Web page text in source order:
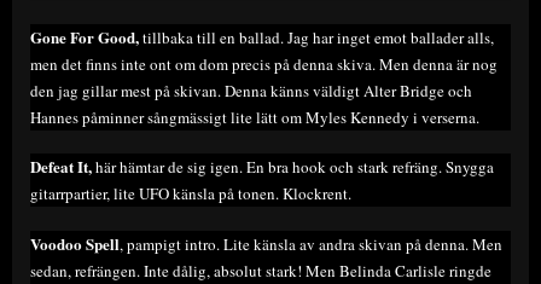
Gone For Good,tillbaka till en ballad. Jag har inget emot ballader alls,
men det finns inte ont om dom precis på denna skiva. Men denna är nog
den jag gillar mest på skivan. Denna känns väldigt Alter Bridge och
Hannes påminner sångmässigt lite lätt om Myles Kennedy i verserna.
Defeat It,här hämtar de sig igen. En bra hook och stark refräng. Snygga
gitarrpartier, lite UFO känsla på tonen. Klockrent.
Voodoo Spell, pampigt intro. Lite känsla av andra skivan på denna. Men
sedan, refrängen. Inte dålig, absolut stark! Men Belinda Carlisle ringde